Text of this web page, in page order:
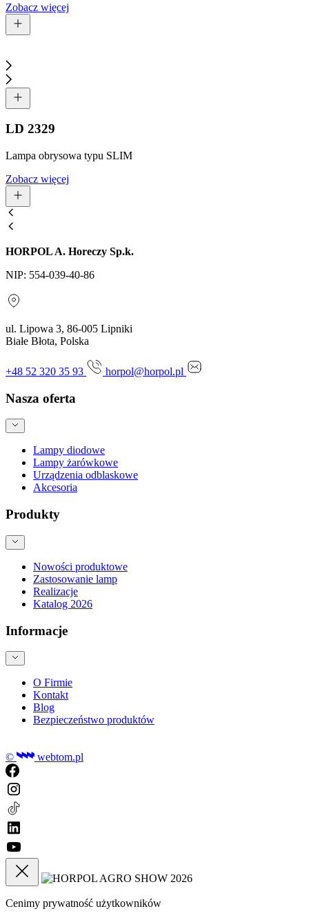
Zobacz więcej
LD 2329
Lampa obrysowa typu SLIM
Zobacz więcej
HORPOL A. Horeczy Sp.k.
NIP: 554-039-40-86
ul. Lipowa 3, 86-005 Lipniki
Białe Błota, Polska
+48 52 320 35 93 horpol@horpol.pl
Nasza oferta
Lampy diodowe
Lampy żarówkowe
Urządzenia odblaskowe
Akcesoria
Produkty
Nowości produktowe
Zastosowanie lamp
Realizacje
Katalog 2026
Informacje
O Firmie
Kontakt
Blog
Bezpieczeństwo produktów
© webtom.pl
Cenimy prywatność użytkowników